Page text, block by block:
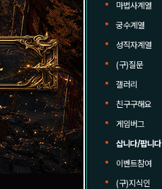
마법사계열
궁수계열
성직자계열
(구)질문
갤러리
친구구해요
게임버그
삽니다/팝니다
이벤트참여
(구)지식인